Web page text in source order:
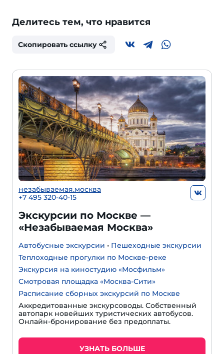
Делитесь тем, что нравится
Скопировать ссылку
незабываемая.москва
+7 495 320-40-15
Экскурсии по Москве —
«Незабываемая Москва»
Автобусные экскурсии • Пешеходные экскурсии
Теплоходные прогулки по Москве-реке
Экскурсия на киностудию «Мосфильм»
Смотровая площадка «Москва-Сити»
Расписание сборных экскурсий по Москве
Аккредитованные экскурсоводы. Собственный
автопарк новейших туристических автобусов.
Онлайн-бронирование без предоплаты.
УЗНАТЬ БОЛЬШЕ